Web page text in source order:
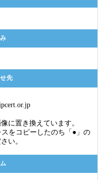
先
に置き換えています。
をコピーしたのち「●」の
い。